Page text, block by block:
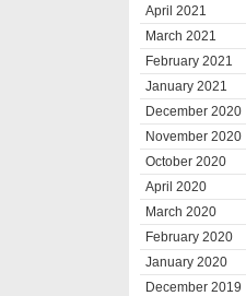
April 2021
March 2021
February 2021
January 2021
December 2020
November 2020
October 2020
April 2020
March 2020
February 2020
January 2020
December 2019